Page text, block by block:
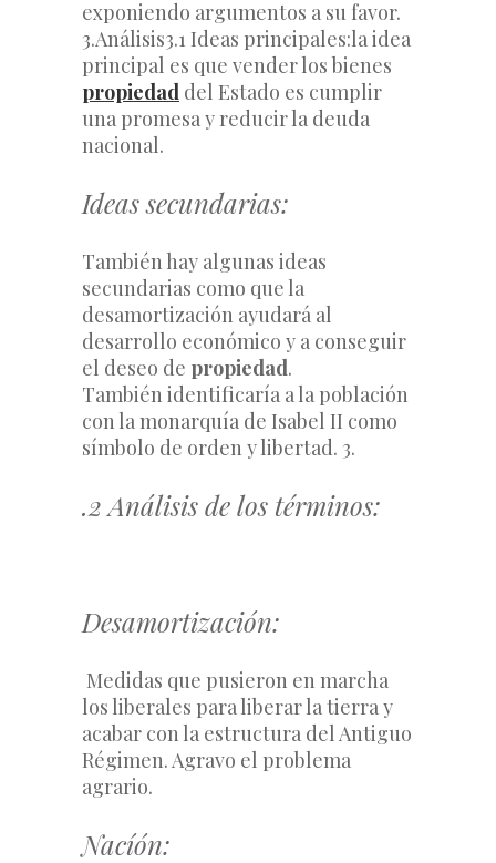
3.Análisis3.1 Ideas principales:la idea
propiedad del Estado es cumplir
una promesa y reducir la deuda
nacional.
Ideas secundarias:
También hay algunas ideas
secundarias como que la
desamortización ayudará al
desarrollo económico y a conseguir
el deseo de propiedad.
También identificaría a la población
con la monarquía de Isabel II como
símbolo de orden y libertad. 3.
.2 Análisis de los términos:
Desamortización:
los liberales para liberar la tierra y
acabar con la estructura del Antiguo
Régimen. Agravo el problema
agrario.
Nacíón: